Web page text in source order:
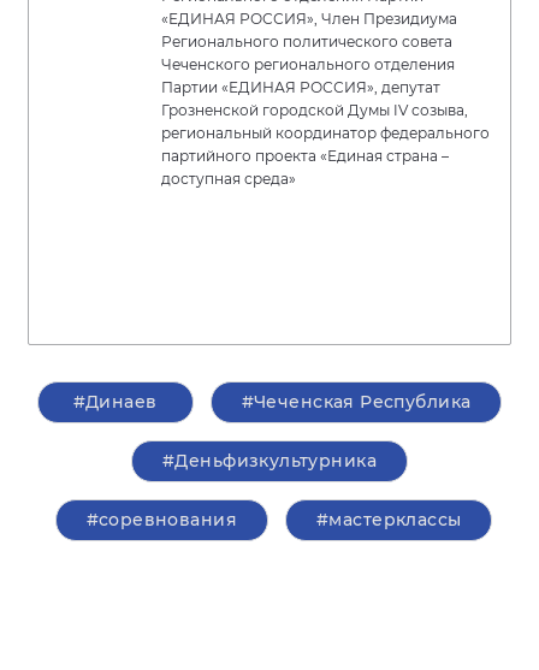
«ЕДИНАЯ РОССИЯ», Член Президиума
Регионального политического совета
Чеченского регионального отделения
Партии «ЕДИНАЯ РОССИЯ», депутат
Грозненской городской Думы IV созыва,
региональный координатор федерального
партийного проекта «Единая страна –
доступная среда»
#Динаев #Чеченская Республика
#Деньфизкультурника
#соревнования #мастерклассы